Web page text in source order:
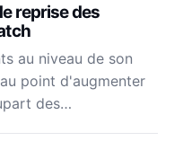
reprise des
au niveau de son
point d'augmenter
des…